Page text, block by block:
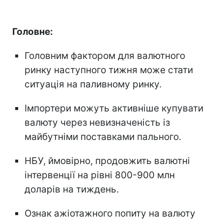
Головне:
Головним фактором для валютного
ринку наступного тижня може стати
ситуація на паливному ринку.
Імпортери можуть активніше купувати
валюту через невизначеність із
майбутніми поставками пального.
НБУ, ймовірно, продовжить валютні
інтервенції на рівні 800-900 млн
доларів на тиждень.
Ознак ажіотажного попиту на валюту